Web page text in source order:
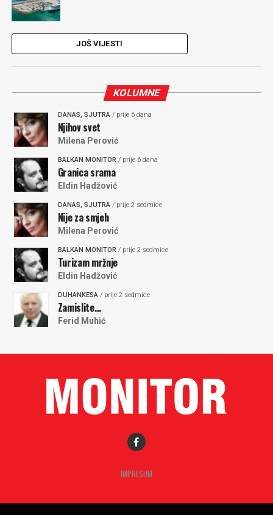
JOŠ VIJESTI
KOLUMNE
DANAS, SJUTRA/ prije 6 dana
Njihov svet
Milena Perović
BALKAN MONITOR/ prije 6 dana
Granica srama
Eldin Hadžović
DANAS, SJUTRA/ prije 2 sedmice
Nije za smjeh
Milena Perović
BALKAN MONITOR/ prije 2 sedmice
Turizam mržnje
Eldin Hadžović
DUHANKESA/ prije 2 sedmice
Zamislite…
Ferid Muhić
IMPRESUM